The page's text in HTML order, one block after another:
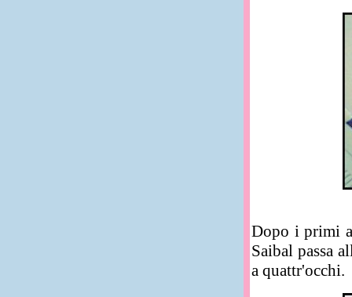
Dopo i primi
Saibal passa
a quattr'occhi.